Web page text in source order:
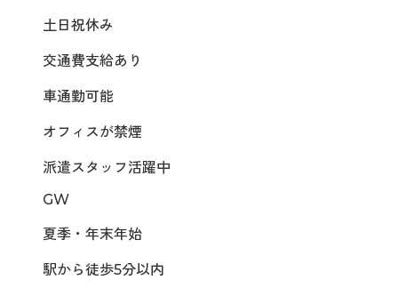
土日祝休み
交通費支給あり
車通勤可能
オフィスが禁煙
派遣スタッフ活躍中
GW
夏季・年末年始
駅から徒歩5分以内